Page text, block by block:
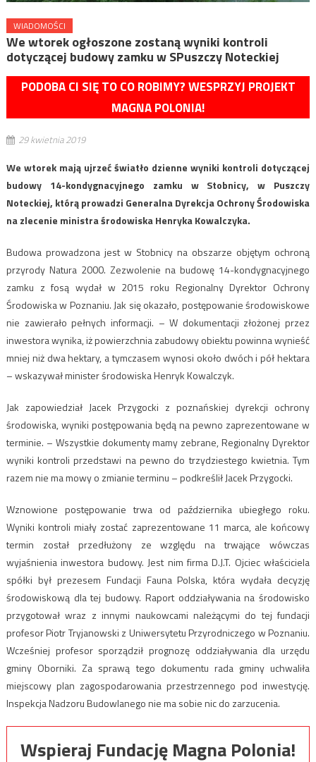
WIADOMOŚCI
We wtorek ogłoszone zostaną wyniki kontroli
dotyczącej budowy zamku w SPuszczy Noteckiej
PODOBA CI SIĘ TO CO ROBIMY? WESPRZYJ PROJEKT
MAGNA POLONIA!
29 kwietnia 2019
We wtorek mają ujrzeć światło dzienne wyniki kontroli dotyczącej
budowy 14-kondygnacyjnego zamku w Stobnicy, w Puszczy
Noteckiej, którą prowadzi Generalna Dyrekcja Ochrony Środowiska
na zlecenie ministra środowiska Henryka Kowalczyka.
Budowa prowadzona jest w Stobnicy na obszarze objętym ochroną
przyrody Natura 2000. Zezwolenie na budowę 14-kondygnacyjnego
zamku z fosą wydał w 2015 roku Regionalny Dyrektor Ochrony
Środowiska w Poznaniu. Jak się okazało, postępowanie środowiskowe
nie zawierało pełnych informacji. – W dokumentacji złożonej przez
inwestora wynika, iż powierzchnia zabudowy obiektu powinna wynieść
mniej niż dwa hektary, a tymczasem wynosi około dwóch i pół hektara
– wskazywał minister środowiska Henryk Kowalczyk.
Jak zapowiedział Jacek Przygocki z poznańskiej dyrekcji ochrony
środowiska, wyniki postępowania będą na pewno zaprezentowane w
terminie. – Wszystkie dokumenty mamy zebrane, Regionalny Dyrektor
wyniki kontroli przedstawi na pewno do trzydziestego kwietnia. Tym
razem nie ma mowy o zmianie terminu – podkreślił Jacek Przygocki.
Wznowione postępowanie trwa od października ubiegłego roku.
Wyniki kontroli miały zostać zaprezentowane 11 marca, ale końcowy
termin został przedłużony ze względu na trwające wówczas
wyjaśnienia inwestora budowy. Jest nim firma D.J.T. Ojciec właściciela
spółki był prezesem Fundacji Fauna Polska, która wydała decyzję
środowiskową dla tej budowy. Raport oddziaływania na środowisko
przygotował wraz z innymi naukowcami należącymi do tej fundacji
profesor Piotr Tryjanowski z Uniwersytetu Przyrodniczego w Poznaniu.
Wcześniej profesor sporządził prognozę oddziaływania dla urzędu
gminy Oborniki. Za sprawą tego dokumentu rada gminy uchwaliła
miejscowy plan zagospodarowania przestrzennego pod inwestycję.
Inspekcja Nadzoru Budowlanego nie ma sobie nic do zarzucenia.
Wspieraj Fundację Magna Polonia!